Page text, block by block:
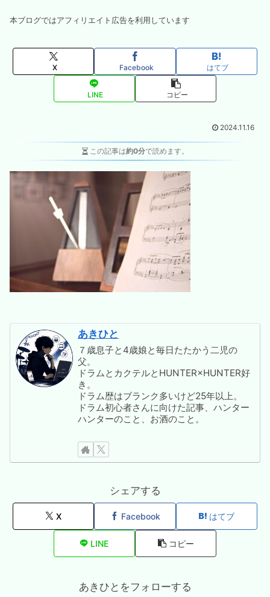
本ブログではアフィリエイト広告を利用しています
X Facebook はてブ
LINE コピー
2024.11.16
この記事は約0分で読めます。
あきひと
７歳息子と4歳娘と毎日たたかう二児の
父。
ドラムとカクテルとHUNTER×HUNTER好
き。
ドラム歴はブランク多いけど25年以上。
ドラム初心者さんに向けた記事、ハンター
ハンターのこと、お酒のこと。
シェアする
X Facebook はてブ
LINE コピー
あきひとをフォローする